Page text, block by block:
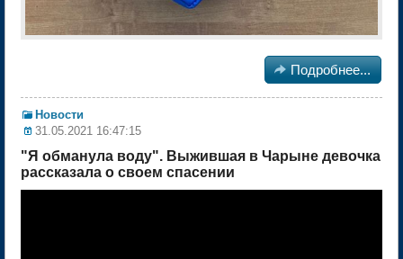
 Подробнее...
Новости
31.05.2021 16:47:15
"Я обманула воду". Выжившая в Чарыне девочка
рассказала о своем спасении